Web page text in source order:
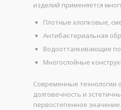
изделий применяется
Плотные хлопковые,
Антибактериальная
Водоотталкивающие
Многослойные
Современные технологии
долговечность и
первостепенное значение.